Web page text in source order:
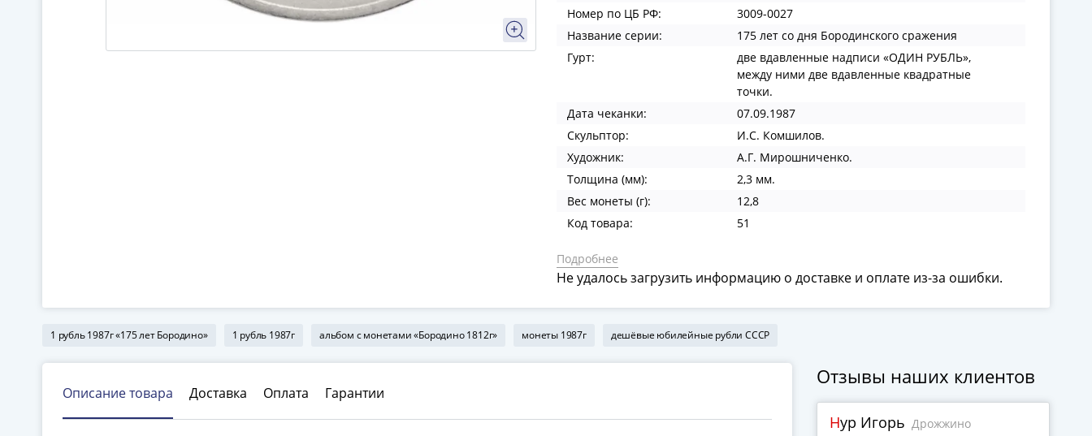
Номер по ЦБ РФ:
3009-0027
Название серии:
175 лет со дня Бородинского сражения
Гурт:
две вдавленные надписи «ОДИН РУБЛЬ»,
между ними две вдавленные квадратные
точки.
Дата чеканки:
07.09.1987
Скульптор:
И.С. Комшилов.
Художник:
А.Г. Мирошниченко.
Толщина (мм):
2,3 мм.
Вес монеты (г):
12,8
Код товара:
51
Подробнее
Не удалось загрузить информацию о доставке и оплате из-за ошибки.
1 рубль 1987г «175 лет Бородино» 1 рубль 1987г альбом с монетами «Бородино 1812г» монеты 1987г дешёвые юбилейные рубли СССР
Описание товара Доставка Оплата Гарантии
Отзывы наших клиентов
Нур Игорь Дрожжино